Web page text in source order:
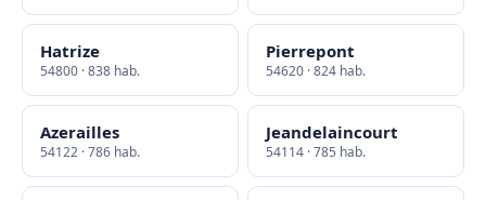
Hatrize
54800 · 838 hab.
Pierrepont
54620 · 824 hab.
Azerailles
54122 · 786 hab.
Jeandelaincourt
54114 · 785 hab.